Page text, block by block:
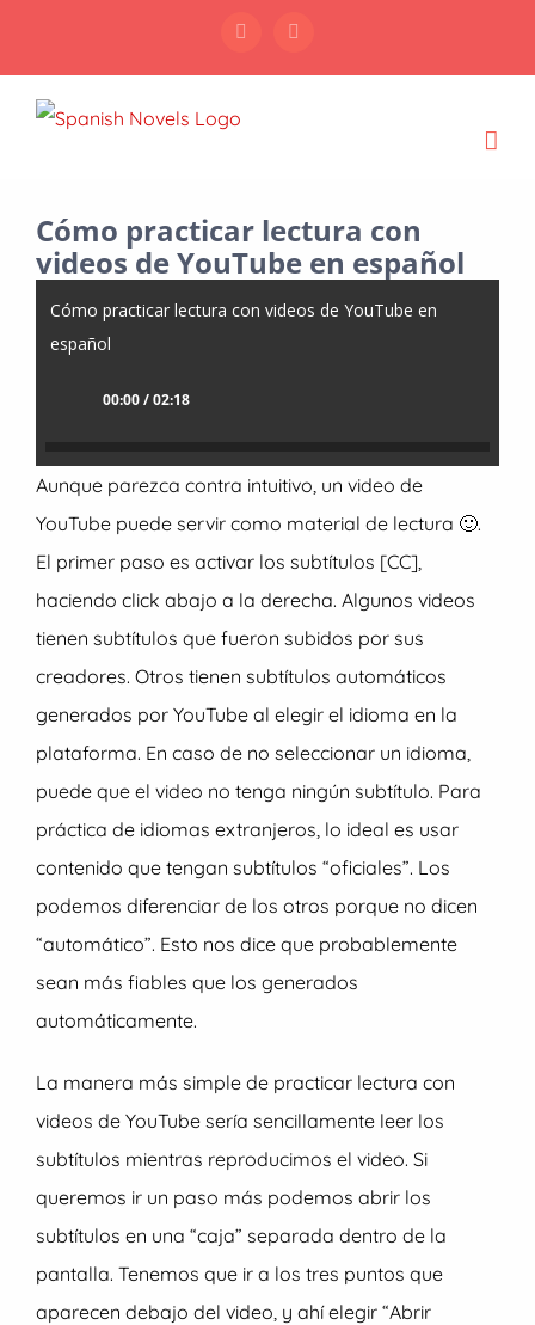
content
FacebookInstagram
Cómo practicar lectura con
videos de YouTube en español
Cómo practicar lectura con videos de YouTube en
español
00:00 / 02:18
Aunque parezca contra intuitivo, un video de
YouTube puede servir como material de lectura 🙂.
El primer paso es activar los subtítulos [CC],
haciendo click abajo a la derecha. Algunos videos
tienen subtítulos que fueron subidos por sus
creadores. Otros tienen subtítulos automáticos
generados por YouTube al elegir el idioma en la
plataforma. En caso de no seleccionar un idioma,
puede que el video no tenga ningún subtítulo. Para
práctica de idiomas extranjeros, lo ideal es usar
contenido que tengan subtítulos “oficiales”. Los
podemos diferenciar de los otros porque no dicen
“automático”. Esto nos dice que probablemente
sean más fiables que los generados
automáticamente.
La manera más simple de practicar lectura con
videos de YouTube sería sencillamente leer los
subtítulos mientras reproducimos el video. Si
queremos ir un paso más podemos abrir los
subtítulos en una “caja” separada dentro de la
pantalla. Tenemos que ir a los tres puntos que
aparecen debajo del video, y ahí elegir “Abrir